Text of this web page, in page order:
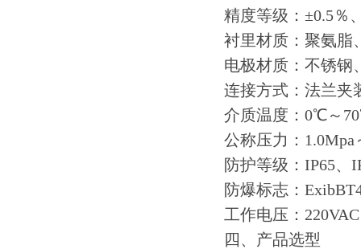
精度等级：±0.5％
衬里材质：聚氨脂
电极材质：不锈钢
连接方式：法兰夹
介质温度：0℃～
公称压力：1.0Mpa
防护等级：IP65、
防爆标
工作电压：
四、产品选型